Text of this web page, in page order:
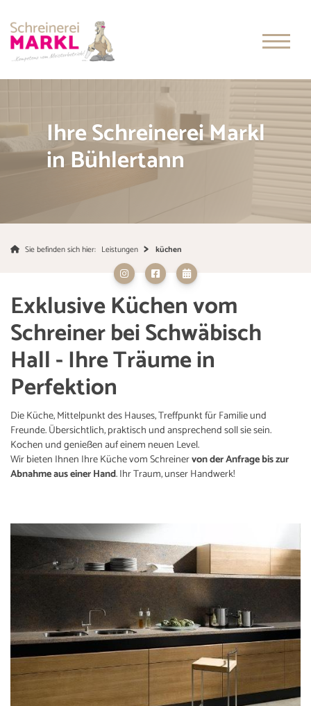
Ihre Schreinerei Markl
in Bühlertann
Sie befinden sich hier: Leistungen küchen
Exklusive Küchen vom
Schreiner bei Schwäbisch
Hall - Ihre Träume in
Perfektion
Die Küche, Mittelpunkt des Hauses, Treffpunkt für Familie und
Freunde. Übersichtlich, praktisch und ansprechend soll sie sein.
Kochen und genießen auf einem neuen Level.
Wir bieten Ihnen Ihre Küche vom Schreinervon der Anfrage bis zur
Abnahme aus einer Hand. Ihr Traum, unser Handwerk!